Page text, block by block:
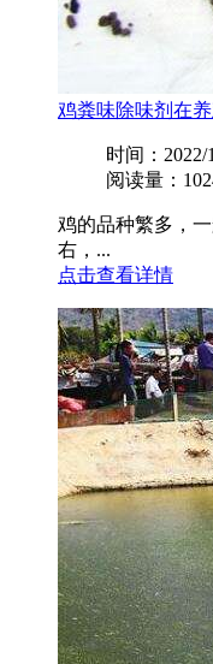
鸡粪味除味剂在
时间：2022/
阅读量：
鸡的品种繁多，
右，...
点击查看详情